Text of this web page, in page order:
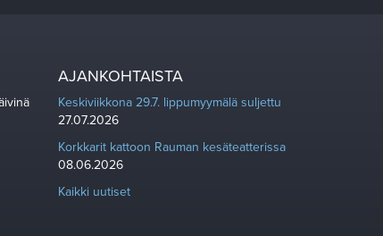
AJANKOHTAISTA
Keskiviikkona 29.7. lippumyymälä suljettu
27.07.2026
Korkkarit kattoon Rauman kesäteatterissa
08.06.2026
Kaikki uutiset